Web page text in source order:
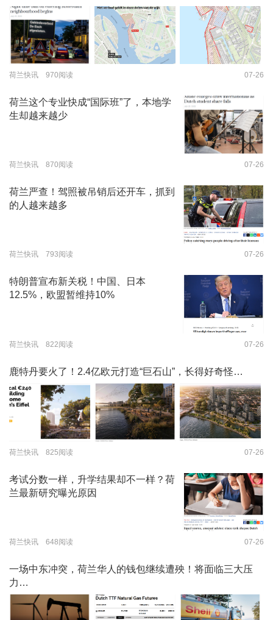
荷兰快讯 970阅读 07-26
荷兰这个专业快成“国际班”了，本地学
生却越来越少
荷兰快讯 870阅读 07-26
荷兰严查！驾照被吊销后还开车，抓到
的人越来越多
荷兰快讯 793阅读 07-26
特朗普宣布新关税！中国、日本
12.5%，欧盟暂维持10%
荷兰快讯 822阅读 07-26
鹿特丹要火了！2.4亿欧元打造“巨石山”，长得好奇怪…
荷兰快讯 825阅读 07-26
考试分数一样，升学结果却不一样？荷
兰最新研究曝光原因
荷兰快讯 648阅读 07-26
一场中东冲突，荷兰华人的钱包继续遭殃！将面临三大压
力…